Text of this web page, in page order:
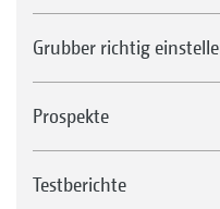
Grubber richtig
Prospekte
Testberichte